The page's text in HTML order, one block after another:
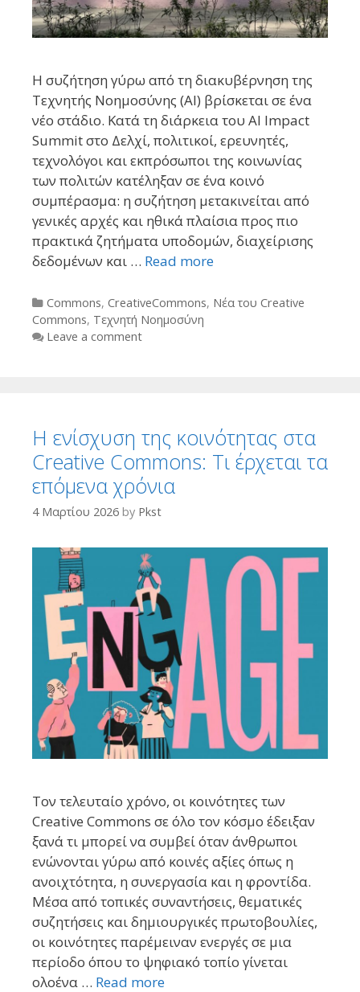
Η συζήτηση γύρω από τη διακυβέρνηση της
Τεχνητής Νοημοσύνης (AI) βρίσκεται σε ένα
νέο στάδιο. Κατά τη διάρκεια του AI Impact
Summit στο Δελχί, πολιτικοί, ερευνητές,
τεχνολόγοι και εκπρόσωποι της κοινωνίας
των πολιτών κατέληξαν σε ένα κοινό
συμπέρασμα: η συζήτηση μετακινείται από
γενικές αρχές και ηθικά πλαίσια προς πιο
πρακτικά ζητήματα υποδομών, διαχείρισης
δεδομένων και … Read more
Categories
Commons, CreativeCommons, Νέα του Creative
Commons, Τεχνητή Νοημοσύνη
Leave a comment
Η ενίσχυση της κοινότητας στα
Creative Commons: Τι έρχεται τα
επόμενα χρόνια
4 Μαρτίου 2026 by Pkst
Τον τελευταίο χρόνο, οι κοινότητες των
Creative Commons σε όλο τον κόσμο έδειξαν
ξανά τι μπορεί να συμβεί όταν άνθρωποι
ενώνονται γύρω από κοινές αξίες όπως η
ανοιχτότητα, η συνεργασία και η φροντίδα.
Μέσα από τοπικές συναντήσεις, θεματικές
συζητήσεις και δημιουργικές πρωτοβουλίες,
οι κοινότητες παρέμειναν ενεργές σε μια
περίοδο όπου το ψηφιακό τοπίο γίνεται
ολοένα … Read more